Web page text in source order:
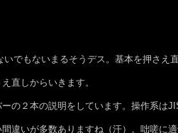
でもないまるそうデス。基本を押さえ直
直しからいきます。
の２本の説明をしています。操作系は
違いが多数ありますね（汗）。咄嗟に適